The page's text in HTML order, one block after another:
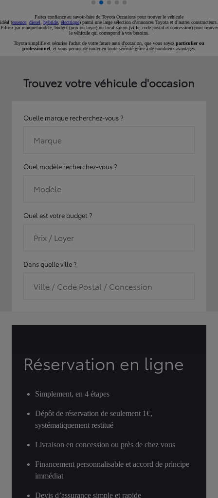
Faites confiance au savoir-faire de Toyota Occasions pour trouver le véhicule
idéal (essence diesel hybride électrique) parmi une large sélection d’annonces Toyota et d’autres constructeurs.
Filtrez par marque/modèle, budget (prix ou loyer) ou localisation (ville, code postal et concession) pour trouver
le véhicule qui correspond à vos besoins.
Toyota simplifie et sécurise l'achat de votre future auto d'occasion, que vous soyez particulier ou
professionnel , et vous permet de rouler en toute sérénité grâce à de nombreux avantages.
Trouvez votre véhicule d'occasion
Quelle marque recherchez-vous ?
Marque
Quel modèle recherchez-vous ?
Modèle
Quel est votre budget ?
Prix / Loyer
Dans quelle ville ?
Ville / Code Postal / Concession
Réservation en ligne
Simplement, en 4 étapes
Dépôt de réservation de seulement 1€,
systématiquement restitué
Livraison en concession ou près de chez vous
Financement personnalisable et accord de principe
immédiat
Devis d’assurance simple et rapide